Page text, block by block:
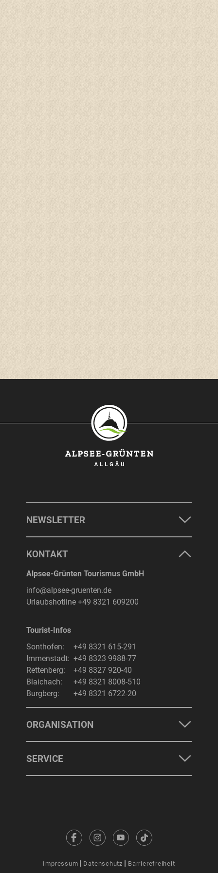
NEWSLETTER
KONTAKT
Alpsee-Grünten Tourismus GmbH
info@alpsee-gruenten.de
Urlaubshotline +49 8321 609200
Tourist-Infos
Sonthofen:
+49 8321 615-291
Immenstadt: +49 8323 9988-77
Rettenberg:
+49 8327 920-40
Blaichach:
+49 8321 8008-510
Burgberg:
+49 8321 6722-20
ORGANISATION
SERVICE
Impressum Datenschutz Barrierefreiheit